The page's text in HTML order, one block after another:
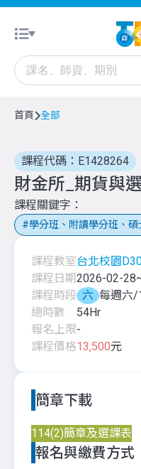
首頁 全部
課程代碼：E1428264
財金所_期貨與
課程關鍵字
學分班、附讀學分班、
課程教室台北校園
課程日期2026-02-28
課程時段 六 每週六/
總時數
54Hr
報名上限-
課程價格13,500元
簡章下載
114(2)簡章及選課表
報名與繳費方式